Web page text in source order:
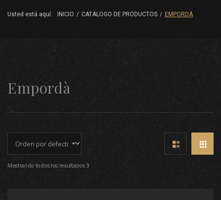
Usted está aquí: INICIO / CATÁLOGO DE PRODUCTOS / EMPORDÀ
Empordà
Mostrando todos los resultados 3